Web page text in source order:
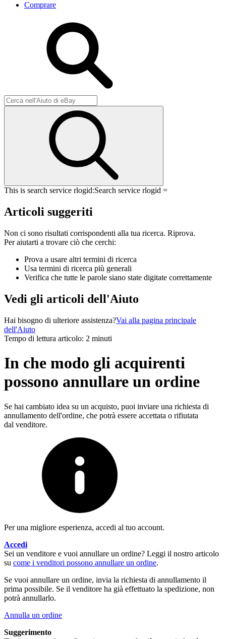
Comprare
This is search service rlogid:Search service rlogid =
Articoli suggeriti
Non ci sono risultati corrispondenti alla tua ricerca. Riprova.
Per aiutarti a trovare ciò che cerchi:
Prova a usare altri termini di ricerca
Usa termini di ricerca più generali
Verifica che tutte le parole siano state digitate correttamente
Vedi gli articoli dell'Aiuto
Hai bisogno di ulteriore assistenza?Vai alla pagina principale
dell'Aiuto
Tempo di lettura articolo: 2 minuti
In che modo gli acquirenti
possono annullare un ordine
Se hai cambiato idea su un acquisto, puoi inviare una richiesta di
annullamento dell'ordine, che potrà essere accettata o rifiutata
dal venditore.
Per una migliore esperienza, accedi al tuo account.
Accedi
Sei un venditore e vuoi annullare un ordine? Leggi il nostro articolo
su come i venditori possono annullare un ordine.
Se vuoi annullare un ordine, invia la richiesta di annullamento il
prima possibile. Se il venditore ha già effettuato la spedizione, non
potrà annullarlo.
Annulla un ordine
Suggerimento